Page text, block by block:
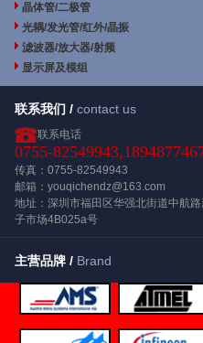
晶体管/二极管
光耦/发光管/红外/晶振
滤波器/放大器/射频
显示屏及模组
联系我们 / contact us
联系电话
0755-
传真：0755-82549943
邮箱：youqichendz@163.com
地址：深圳市福田区华强北街道中航
子市场4B025a号
主营品牌 / Brand